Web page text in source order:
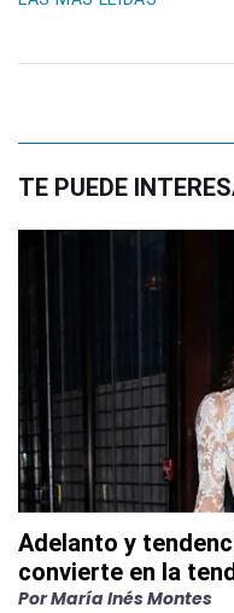
TE PUEDE
Adelanto y
convierte en la
PorMaría Inés Montes